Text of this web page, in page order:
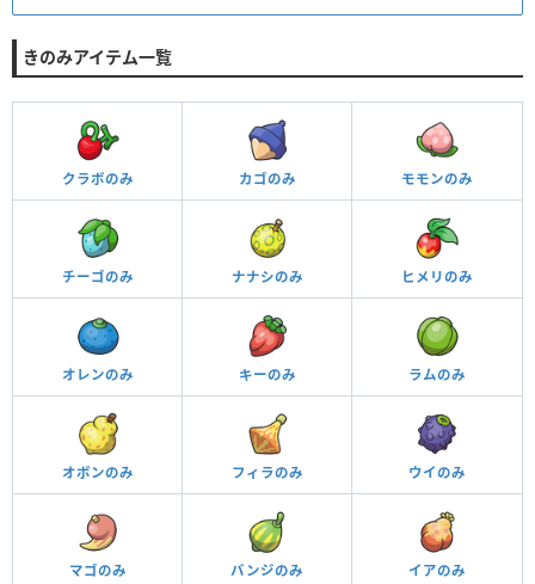
きのみアイテム一覧
クラボのみ カゴのみ モモンのみ
チーゴのみ ナナシのみ ヒメリのみ
オレンのみ キーのみ ラムのみ
オボンのみ フィラのみ ウイのみ
マゴのみ バンジのみ イアのみ